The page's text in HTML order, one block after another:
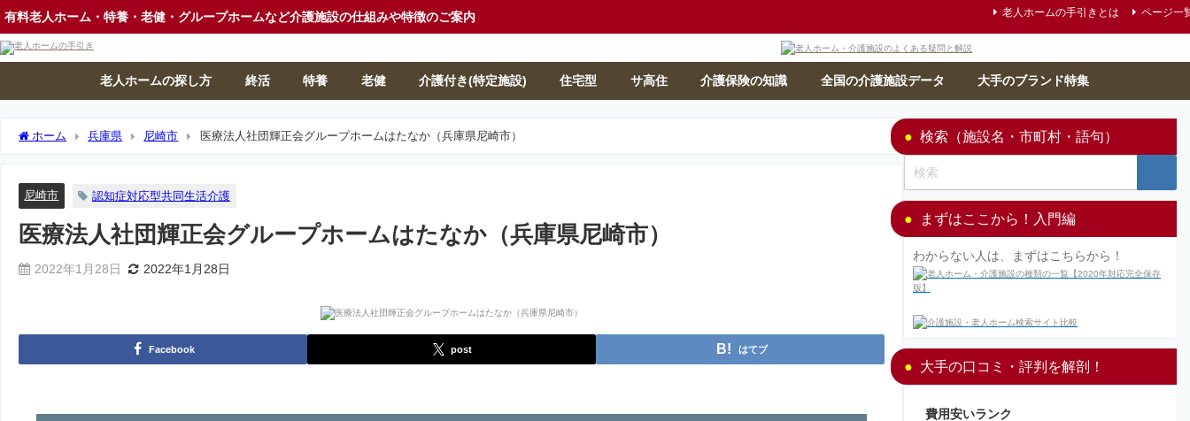
有料老人ホーム・特養・老健・グループホームなど介護施設の仕組みや特徴のご案内 老人ホームの手引きとは ページ一
老人ホームの探し方 終活 特養 老健 介護付き(特定施設) 住宅型 サ高住 介護保険の知識 全国の介護施設データ 大手のブランド特集
ホーム 兵庫県 尼崎市 医療法人社団輝正会グループホームはたなか（兵庫県尼崎市）
尼崎市 認知症対応型共同生活介護
医療法人社団輝正会グループホームはたなか（兵庫県尼崎市）
2022年1月28日 2022年1月28日
Facebook post はてブ
検索（施設名・市町村・語句）
まずはここから！入門編
わからない人は、まずはこちらから！
大手の口コミ・評判を解剖！
費用安いランク